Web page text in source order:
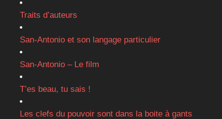
Traits d’auteurs
San-Antonio et son langage particulier
San-Antonio – Le film
T’es beau, tu sais !
Les clefs du pouvoir sont dans la boite à gants